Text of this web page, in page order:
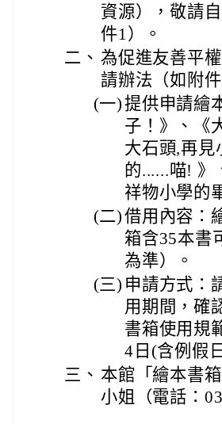
資源），敬請
件1）。
二、 為促進友善平
請辦法（如附
(一)提供申請繪
子！》、《
大石頭,再見
的......喵! 》
祥物小學的
(二)借用內容：
箱含35本書
為準）。
(三) 申請方式：
用期間，確
書箱使用規
4日(含例假
三、 本館「繪本書
小姐（電話：